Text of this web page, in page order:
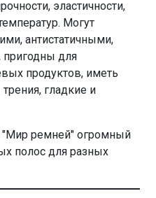
эластичности,
Могут
антистатичными,
пригодны для
продуктов, иметь
гладкие и
"Мир ремней" огромный
полос для разных